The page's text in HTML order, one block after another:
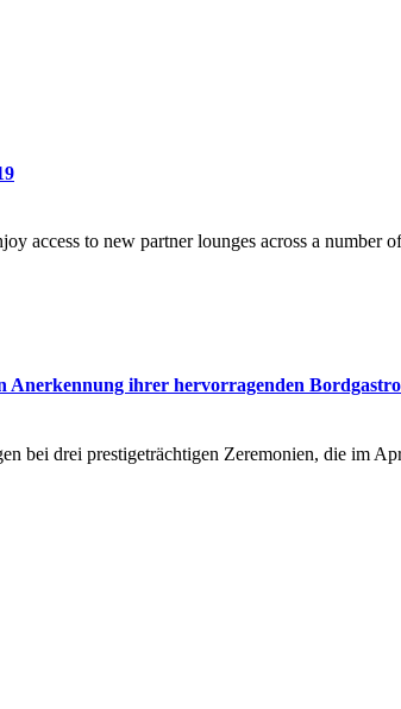
access to new partner lounges across a number
Anerkennung ihrer hervorragenden
bei drei prestigeträchtigen Zeremonien, die im